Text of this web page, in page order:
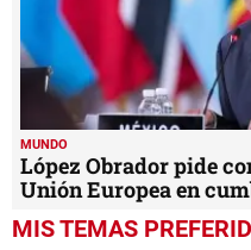
MUNDO
López Obrador pide
Unión Europea en
MIS TEMAS